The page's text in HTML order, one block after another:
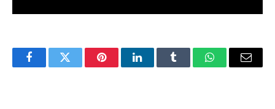
FacebookTwitter PinterestLinkedInTumblr WhatsAppEmail